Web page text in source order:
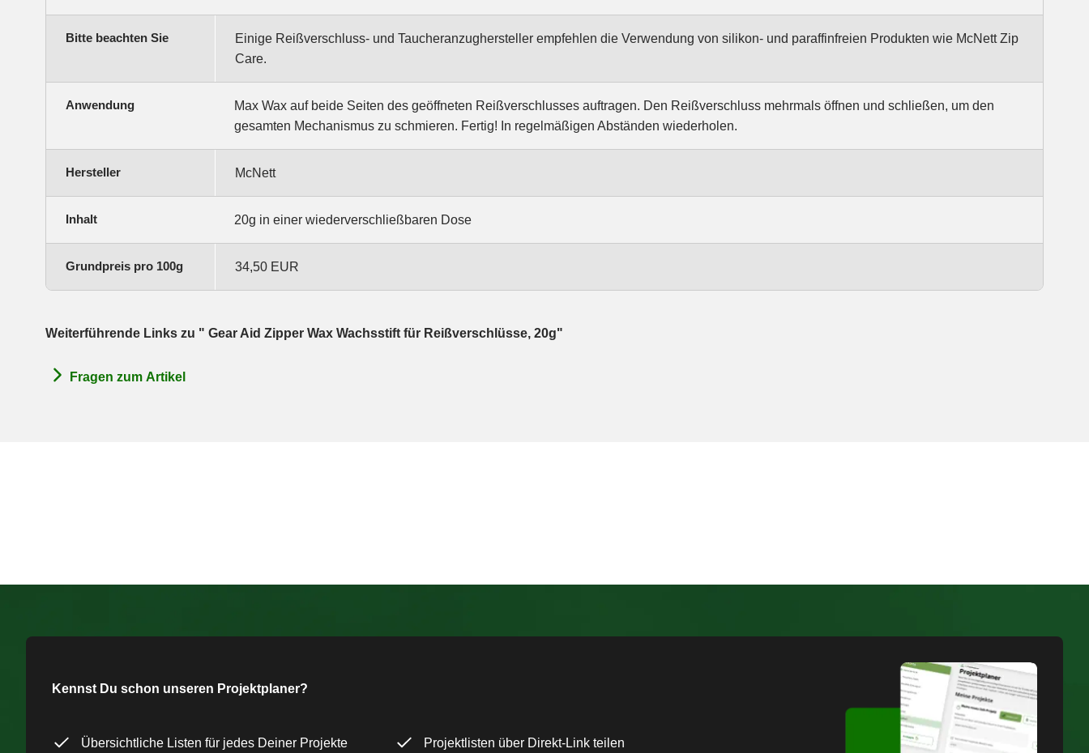
Bitte beachten Sie
Einige Reißverschluss- und Taucheranzughersteller empfehlen die Verwendung von silikon- und paraffinfreien Produkten wie McNett Zip
Care.
Anwendung
Max Wax auf beide Seiten des geöffneten Reißverschlusses auftragen. Den Reißverschluss mehrmals öffnen und schließen, um den
gesamten Mechanismus zu schmieren. Fertig! In regelmäßigen Abständen wiederholen.
Hersteller McNett
Inhalt 20g in einer wiederverschließbaren Dose
Grundpreis pro 100g 34,50 EUR
Weiterführende Links zu " Gear Aid Zipper Wax Wachsstift für Reißverschlüsse, 20g"
Fragen zum Artikel
Kennst Du schon unseren Projektplaner?
Übersichtliche Listen für jedes Deiner Projekte
Projektlisten über Direkt-Link teilen